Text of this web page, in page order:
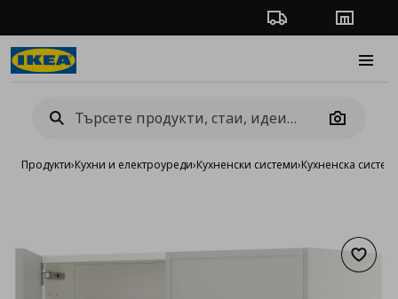
Проследяване на
Camera
Продукти›Кухни и електроуреди›Кухненски системи›Кухненска